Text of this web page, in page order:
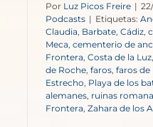
Por Luz Picos Freire |
Podcasts | Etiquetas:
Claudia, Barbate, Cádiz,
Meca, cementerio de
Frontera, Costa de la Luz,
de Roche, faros, faros de
Estrecho, Playa de los
alemanes, ruinas
Frontera, Zahara de los